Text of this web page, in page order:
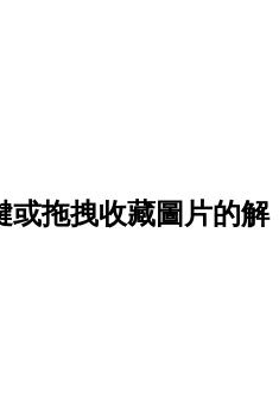
或拖拽收藏圖片的解